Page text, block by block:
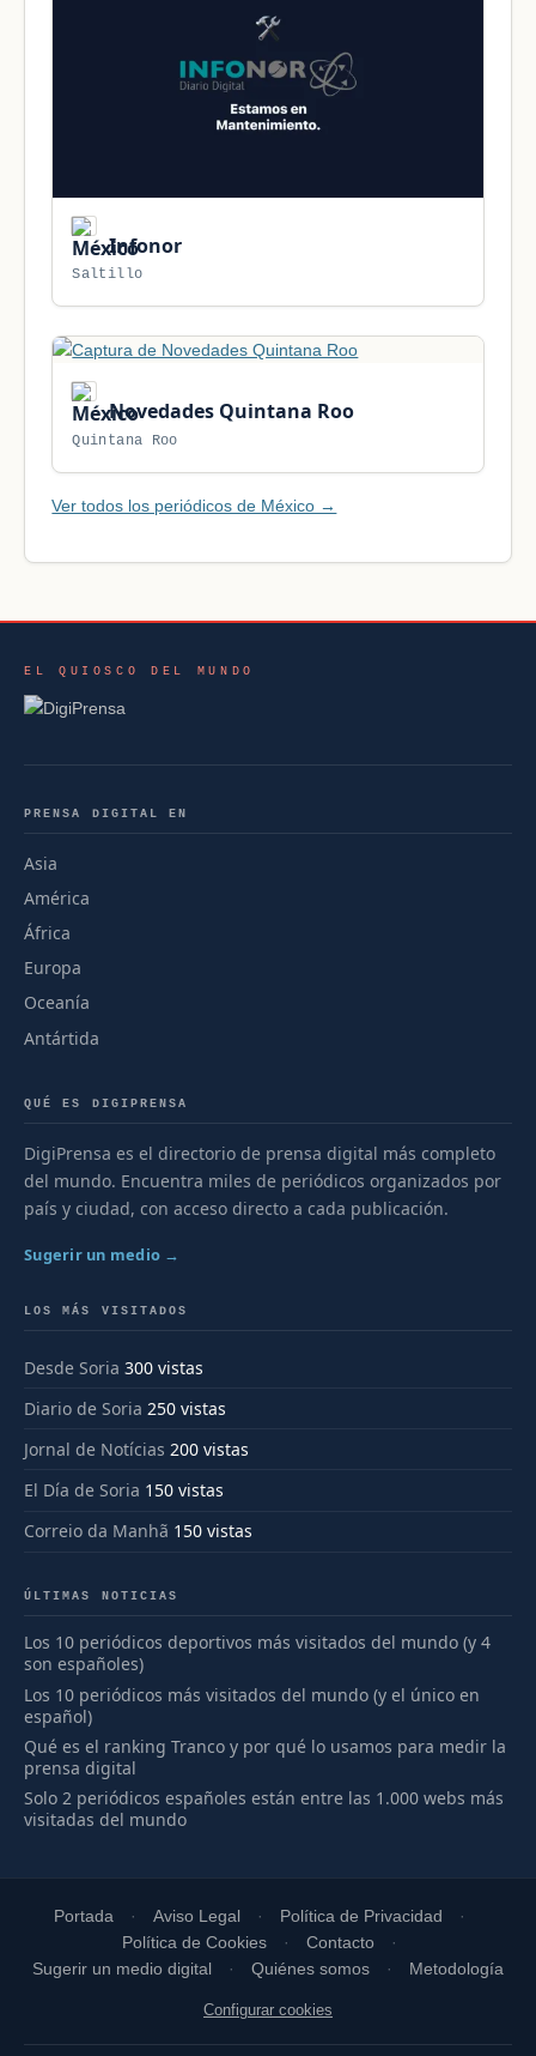
Infonor
Saltillo
Novedades Quintana Roo
Quintana Roo
Ver todos los periódicos de México →
EL QUIOSCO DEL MUNDO
PRENSA DIGITAL EN
Asia
América
África
Europa
Oceanía
Antártida
QUÉ ES DIGIPRENSA
DigiPrensa es el directorio de prensa digital más completo
del mundo. Encuentra miles de periódicos organizados por
país y ciudad, con acceso directo a cada publicación.
Sugerir un medio →
LOS MÁS VISITADOS
Desde Soria 300 vistas
Diario de Soria 250 vistas
Jornal de Notícias 200 vistas
El Día de Soria 150 vistas
Correio da Manhã 150 vistas
ÚLTIMAS NOTICIAS
Los 10 periódicos deportivos más visitados del mundo (y 4
son españoles)
Los 10 periódicos más visitados del mundo (y el único en
español)
Qué es el ranking Tranco y por qué lo usamos para medir la
prensa digital
Solo 2 periódicos españoles están entre las 1.000 webs más
visitadas del mundo
Portada Aviso Legal
Política de Privacidad
Política de Cookies
Contacto
Sugerir un medio digital
Quiénes somos Metodología
Configurar cookies